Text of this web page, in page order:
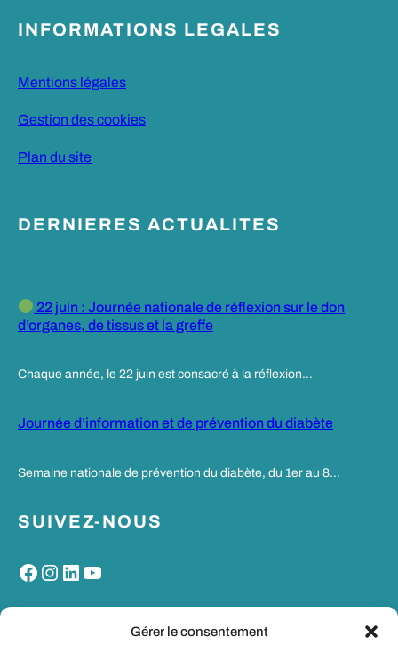
Gérer le consentement
INFORMATIONS LEGALES
Mentions légales
Gestion des cookies
Plan du site
DERNIERES ACTUALITES
22 juin : Journée nationale de réflexion sur le don
d’organes, de tissus et la greffe
Chaque année, le 22 juin est consacré à la réflexion…
Journée d’information et de prévention du diabète
Semaine nationale de prévention du diabète, du 1er au 8…
SUIVEZ-NOUS
Facebook Instagram LinkedIn YouTube
MON PORTAIL SANTE